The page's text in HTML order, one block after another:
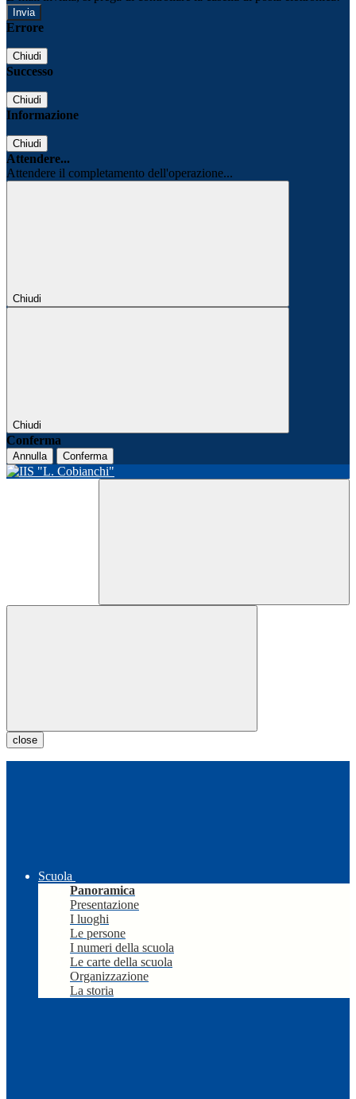
Errore
Chiudi
Successo
Chiudi
Informazione
Chiudi
Attendere...
Attendere il completamento dell'operazione...
Chiudi
Chiudi
Conferma
Annulla Conferma
close
Scuola
Panoramica
Presentazione
I luoghi
Le persone
I numeri della scuola
Le carte della scuola
Organizzazione
La storia